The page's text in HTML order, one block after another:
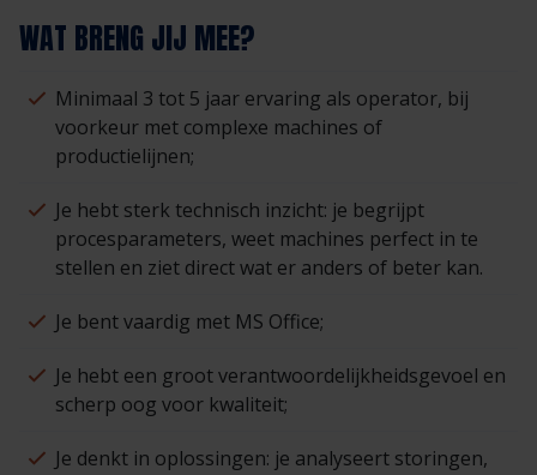
WAT BRENG JIJ MEE?
Minimaal 3 tot 5 jaar ervaring als operator, bij
voorkeur met complexe machines of
productielijnen;
Je hebt sterk technisch inzicht: je begrijpt
procesparameters, weet machines perfect in te
stellen en ziet direct wat er anders of beter kan.
Je bent vaardig met MS Office;
Je hebt een groot verantwoordelijkheidsgevoel en
scherp oog voor kwaliteit;
Je denkt in oplossingen: je analyseert storingen,